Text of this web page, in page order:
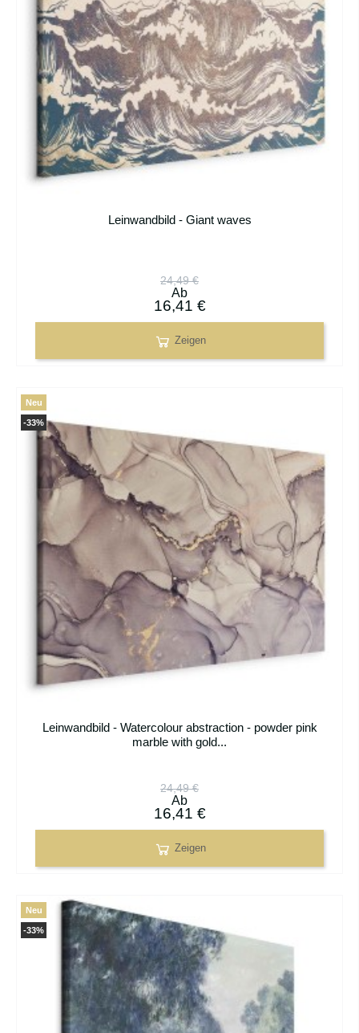
Leinwandbild - Giant waves
24,49 €
Ab
16,41 €
Zeigen
Leinwandbild - Watercolour abstraction - powder pink
marble with gold...
24,49 €
Ab
16,41 €
Zeigen
-33%
Neu
-33%
Neu